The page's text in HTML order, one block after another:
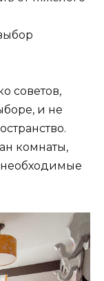
советов,
и не
комнаты,
необходимые